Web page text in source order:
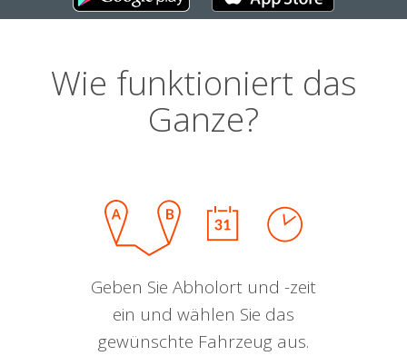
Wie funktioniert das
Ganze?
Geben Sie Abholort und -zeit
ein und wählen Sie das
gewünschte Fahrzeug aus.